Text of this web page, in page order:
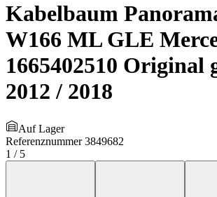
Kabelbaum
W166 ML GLE
1665402510 Original
2012 / 2018
Auf Lager
Referenznummer 3849682
1 / 5